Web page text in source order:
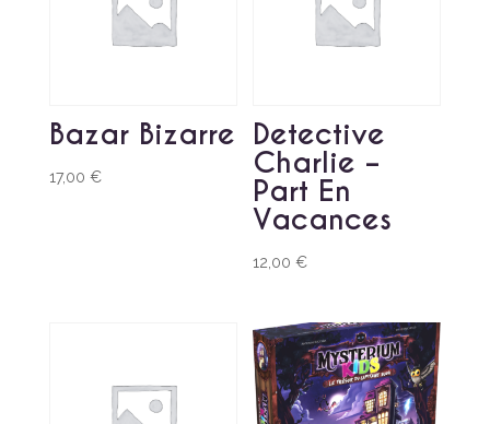
Bazar Bizarre
17,00 €
Detective
Charlie –
Part En
Vacances
12,00€